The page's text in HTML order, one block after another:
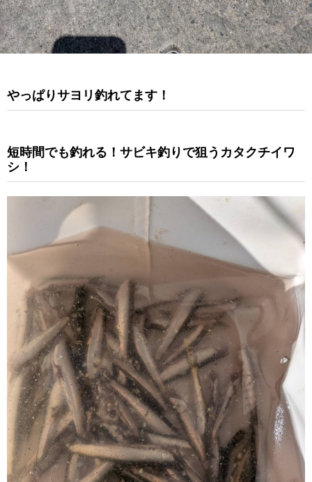
やっぱりサヨリ釣れてます！
短時間でも釣れる！サビキ釣りで狙うカタクチイワ
シ！